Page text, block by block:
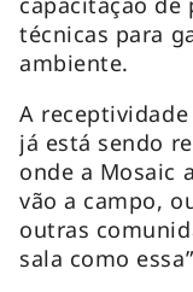
técnicas para
ambiente.
A
já está sendo
onde a Mosaic
vão a campo,
outras
sala como